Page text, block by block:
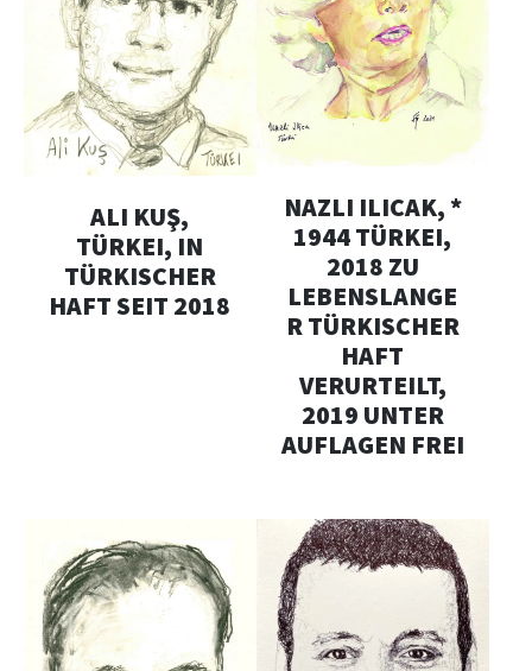
ALI KUŞ,
TÜRKEI, IN
TÜRKISCHER
HAFT SEIT 2018
NAZLI ILICAK, *
1944 TÜRKEI,
2018 ZU
LEBENSLANGE
R TÜRKISCHER
HAFT
VERURTEILT,
2019 UNTER
AUFLAGEN FREI